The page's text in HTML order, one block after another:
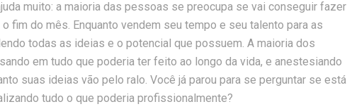
muito: a maioria das pessoas se preocupa se vai conseguir fazer
fim do mês. Enquanto vendem seu tempo e seu talento para as
todas as ideias e o potencial que possuem. A maioria dos
em tudo que poderia ter feito ao longo da vida, e anestesiando
suas ideias vão pelo ralo. Você já parou para se perguntar se está
tudo o que poderia profissionalmente?